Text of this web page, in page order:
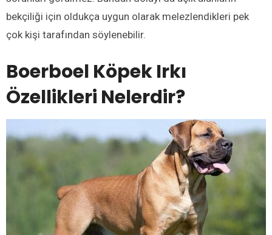
bekçiliği için oldukça uygun olarak melezlendikleri pek
çok kişi tarafından söylenebilir.
Boerboel Köpek Irkı
Özellikleri Nelerdir?